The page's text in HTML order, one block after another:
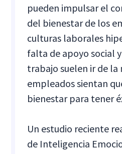
pueden impulsar el
del bienestar de los
culturas laborales
falta de apoyo social
trabajo suelen ir de la
empleados sientan
bienestar para tener
Un estudio reciente
de Inteligencia